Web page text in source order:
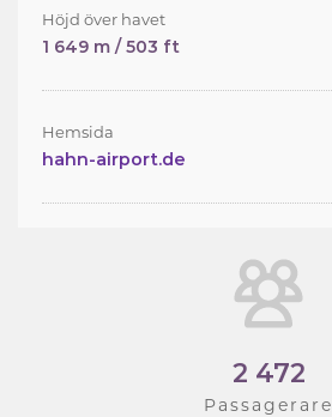
Höjd över havet
1 649 m / 503 ft
Hemsida
hahn-airport.de
2 472
Passagerare